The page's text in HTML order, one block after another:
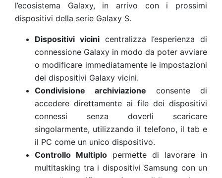
l’ecosistema Galaxy, in arrivo con i prossimi
dispositivi della serie Galaxy S.
Dispositivi vicini centralizza l’esperienza di
connessione Galaxy in modo da poter avviare
o modificare immediatamente le impostazioni
dei dispositivi Galaxy vicini.
Condivisione archiviazione
consente di
accedere direttamente ai file dei dispositivi
connessi senza doverli scaricare
singolarmente, utilizzando il telefono, il tab e
il PC come un unico dispositivo.
Controllo Multiplo permette di lavorare in
multitasking tra i dispositivi Samsung con un